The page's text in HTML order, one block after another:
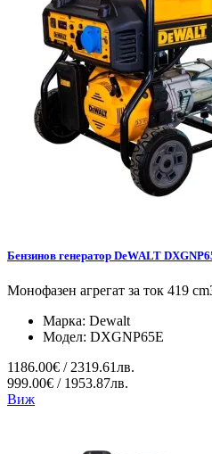
Бензинов генератор DeWALT
Монофазен агрегат за ток 419
Марка: Dewalt
Модел: DXGNP65E
1186.00€ / 2319.61лв.
999.00€ / 1953.87лв.
Виж